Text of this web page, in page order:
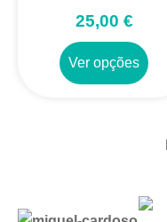
25,00 €
Ver opções